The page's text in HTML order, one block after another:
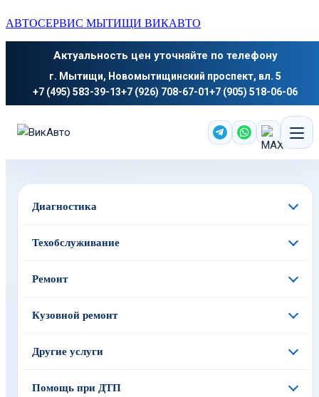
АВТОСЕРВИС МЫТИЩИ ВИКАВТО
Актуальность цен уточняйте по телефону
г. Мытищи, Новомытищинский проспект, вл. 5
+7 (495) 583-39-13+7 (926) 708-67-01+7 (905) 518-06-06
Диагностика
Техобслуживание
Ремонт
Кузовной ремонт
Другие услуги
Помощь при ДТП